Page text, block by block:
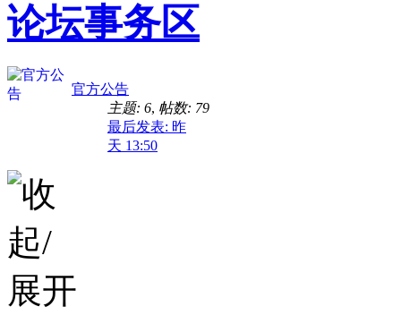
论坛事务区
官方公告
主题: 6, 帖数: 79
最后发表: 昨
天 13:50